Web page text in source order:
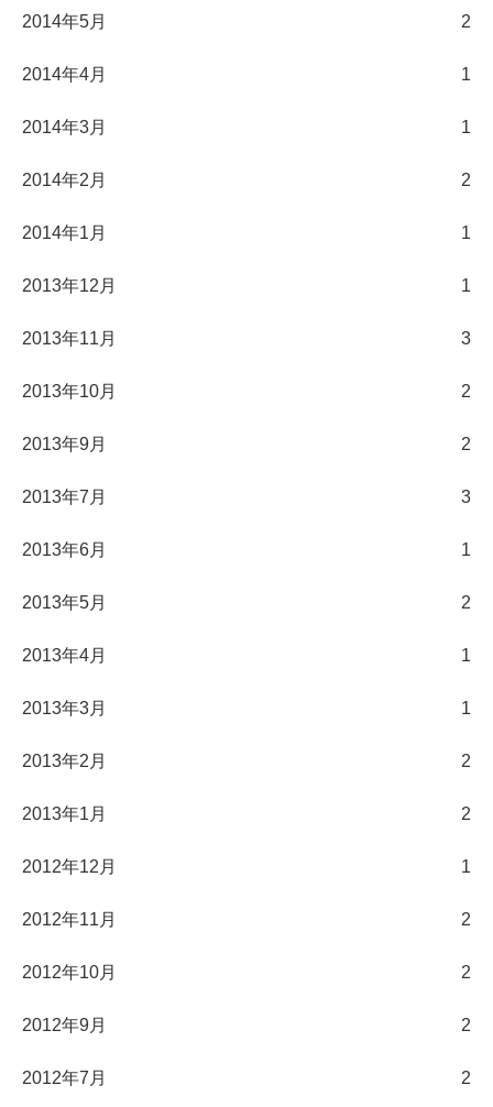
2014年5月 2
2014年4月 1
2014年3月 1
2014年2月 2
2014年1月 1
2013年12月 1
2013年11月 3
2013年10月 2
2013年9月 2
2013年7月 3
2013年6月 1
2013年5月 2
2013年4月 1
2013年3月 1
2013年2月 2
2013年1月 2
2012年12月 1
2012年11月 2
2012年10月 2
2012年9月 2
2012年7月 2